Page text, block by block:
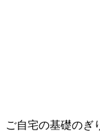
ご自宅の基礎のぎ